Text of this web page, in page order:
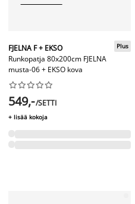
FJELNA F + EKSO
Runkopatja 80x200cm FJELNA
musta-06 + EKSO kova
Plus






549,-/SETTI
+ lisää kokoja